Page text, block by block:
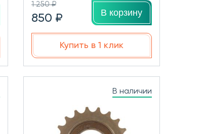
1 250 ₽
850 ₽ В корзину
Купить в 1 клик
В наличии